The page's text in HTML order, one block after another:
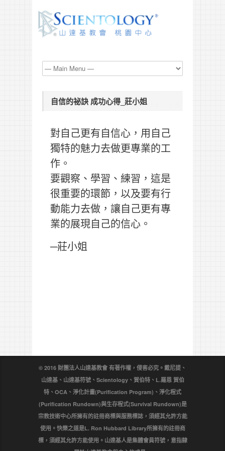
自信的祕訣 成功心得_莊小姐
對自己更有自信心，用自己
獨特的魅力去做更專業的工
作。
要觀察、學習、練習，這是
很重要的環節，以及要有行
動能力去做，讓自己更有專
業的展現自己的信心。
─莊小姐
© 2016 財團法人山達基教會 有著作權，侵害必究。戴尼提、
山達基、山達基符號、Scientology、賀伯特、L.羅恩 賀伯
特、OCA、淨化計畫(Purification Program)、淨化程式
(Purification Rundown)與生存程式(Survival Rundown)是
宗教技術中心所擁有的註冊商標與服務標誌，須經其允許方能
使用。快樂之道是L. Ron Hubbard Library所擁有的註冊商
標，須經其允許方能使用。山達基人是集體會員符號，意指隸